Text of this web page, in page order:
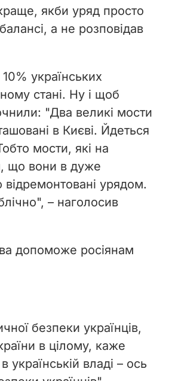
якби уряд просто
а не розповідав
українських
стані. Ну і щоб
"Два великі мости
в Києві. Йдеться
мости, які на
що вони в дуже
урядом.
– наголосив
допоможе росіянам
безпеки українців,
в цілому, каже
українській владі – ось